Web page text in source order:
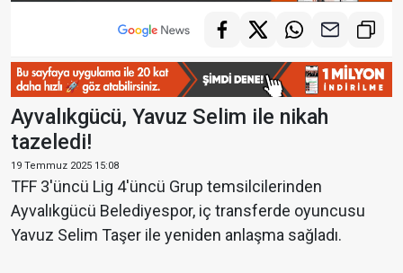
Ayvalıkgücü, Yavuz Selim ile nikah
tazeledi!
19 Temmuz 2025 15:08
TFF 3'üncü Lig 4'üncü Grup temsilcilerinden
Ayvalıkgücü Belediyespor, iç transferde oyuncusu
Yavuz Selim Taşer ile yeniden anlaşma sağladı.